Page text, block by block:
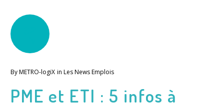
ByMETRO-logiX inLes News Emplois
PME et ETI : 5 infos à